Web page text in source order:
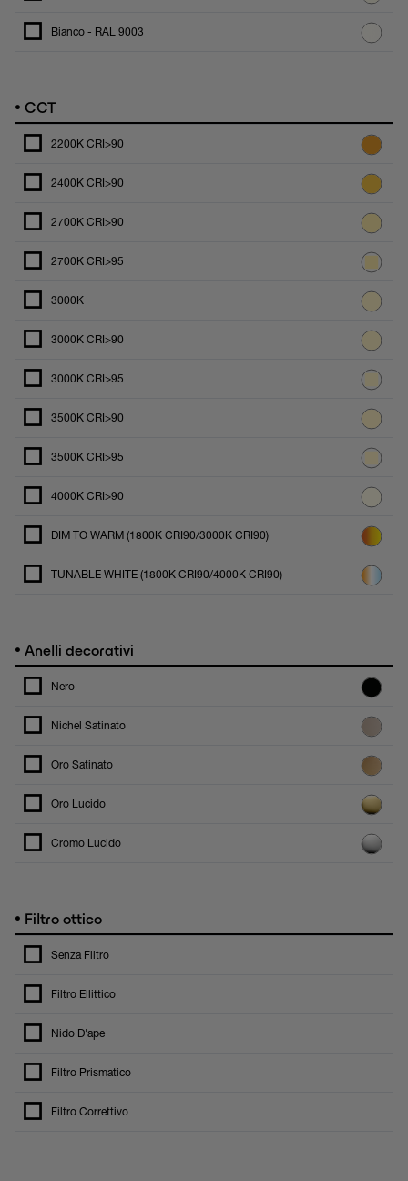
Bianco - RAL 9003
• CCT
2200K CRI>90
2400K CRI>90
2700K CRI>90
2700K CRI>95
3000K
3000K CRI>90
3000K CRI>95
3500K CRI>90
3500K CRI>95
4000K CRI>90
DIM TO WARM (1800K CRI90/3000K CRI90)
TUNABLE WHITE (1800K CRI90/4000K CRI90)
• Anelli decorativi
Nero
Nichel Satinato
Oro Satinato
Oro Lucido
Cromo Lucido
• Filtro ottico
Senza Filtro
Filtro Ellittico
Nido D'ape
Filtro Prismatico
Filtro Correttivo